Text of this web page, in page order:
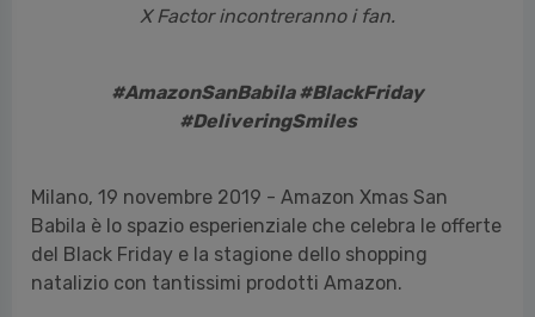
X Factor incontreranno i fan.
#AmazonSanBabila #BlackFriday
#DeliveringSmiles
Milano, 19 novembre 2019 - Amazon Xmas San
Babila è lo spazio esperienziale che celebra le offerte
del Black Friday e la stagione dello shopping
natalizio con tantissimi prodotti Amazon.